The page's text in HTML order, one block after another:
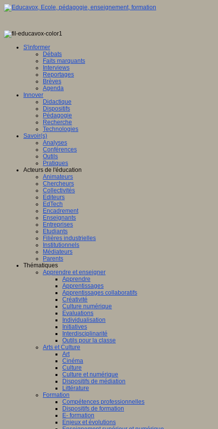
S'informer
Débats
Faits marquants
Interviews
Reportages
Brèves
Agenda
Innover
Didactique
Dispositifs
Pédagogie
Recherche
Technologies
Savoir(s)
Analyses
Conférences
Outils
Pratiques
Acteurs de l'éducation
Animateurs
Chercheurs
Collectivités
Editeurs
EdTech
Encadrement
Enseignants
Entreprises
Etudiants
Filières industrielles
Institutionnels
Médiateurs
Parents
Thématiques
Apprendre et enseigner
Apprendre
Apprentissages
Apprentissages collaboratifs
Créativité
Culture numérique
Evaluations
Individualisation
Initiatives
Interdisciplinarité
Outils pour la classe
Arts et Culture
Art
Cinéma
Culture
Culture et numérique
Dispositifs de médiation
Littérature
Formation
Compétences professionnelles
Dispositifs de formation
E- formation
Enjeux et évolutions